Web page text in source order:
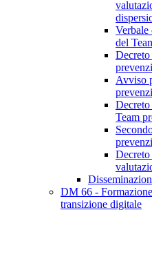
Verbale
del
Avviso
Decreto
Team
DM 66 -
transizione digitale